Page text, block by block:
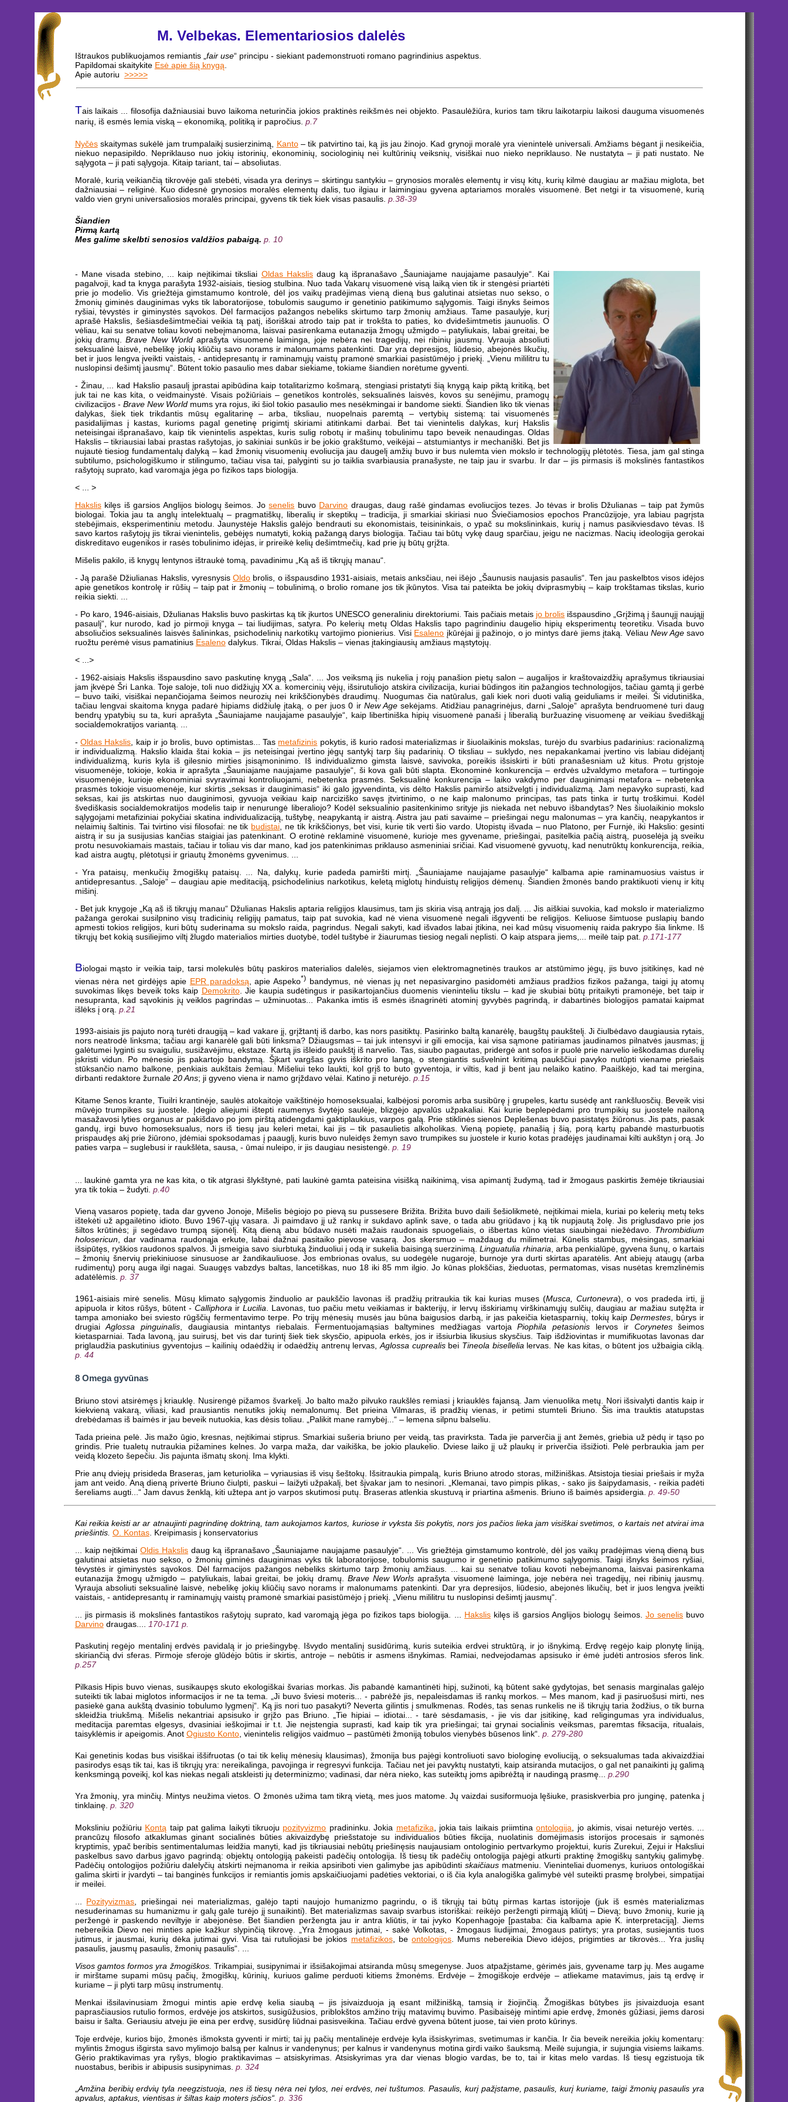
M. Velbekas. Elementariosios dalelės
Ištraukos publikuojamos remiantis „ fair use“ principu - siekiant pademonstruoti romano pagrindinius aspektus.
Papildomai skaitykite Esė apie šią knygą
Apie autoriu >>>>>
Tais laikais ... filosofija dažniausiai buvo laikoma neturinčia jokios praktinės reikšmės nei objekto. Pasaulėžiūra, kurios tam tikru laikotarpiu laikosi dauguma visuomenės
narių, iš esmės lemia viską – ekonomiką, politiką ir papročius. p.7
Nyčėsskaitymas sukėlė jam trumpalaikį susierzinimą, Kanto– tik patvirtino tai, ką jis jau žinojo. Kad grynoji moralė yra vienintelė universali. Amžiams bėgant ji nesikeičia,
niekuo nepasipildo. Nepriklauso nuo jokių istorinių, ekonominių, sociologinių nei kultūrinių veiksnių, visiškai nuo nieko nepriklauso. Ne nustatyta – ji pati nustato. Ne
sąlygota – ji pati sąlygoja. Kitaip tariant, tai – absoliutas.
Moralė, kurią veikiančią tikrovėje gali stebėti, visada yra derinys – skirtingu santykiu – grynosios moralės elementų ir visų kitų, kurių kilmė daugiau ar mažiau miglota, bet
dažniausiai – religinė. Kuo didesnė grynosios moralės elementų dalis, tuo ilgiau ir laimingiau gyvena aptariamos moralės visuomenė. Bet netgi ir ta visuomenė, kurią
valdo vien gryni universaliosios moralės principai, gyvens tik tiek kiek visas pasaulis. p.38-39
Šiandien
Pirmą kartą
Mes galime skelbti senosios valdžios pabaigą. p. 10
- Mane visada stebino, ... kaip neįtikimai tiksliai Oldas Hakslisdaug ką išpranašavo „Šauniajame naujajame pasaulyje“. Kai
pagalvoji, kad ta knyga parašyta 1932-aisiais, tiesiog stulbina. Nuo tada Vakarų visuomenė visą laiką vien tik ir stengėsi priartėti
prie jo modelio. Vis griežtėja gimstamumo kontrolė, dėl jos vaikų pradėjimas vieną dieną bus galutinai atsietas nuo sekso, o
žmonių giminės dauginimas vyks tik laboratorijose, tobulomis saugumo ir genetinio patikimumo sąlygomis. Taigi išnyks šeimos
ryšiai, tėvystės ir giminystės sąvokos. Dėl farmacijos pažangos nebeliks skirtumo tarp žmonių amžiaus. Tame pasaulyje, kurį
aprašė Hakslis, šešiasdešimtmečiai veikia tą patį, išoriškai atrodo taip pat ir trokšta to paties, ko dvidešimtmetis jaunuolis. O
vėliau, kai su senatve toliau kovoti nebeįmanoma, laisvai pasirenkama eutanazija žmogų užmigdo – patyliukais, labai greitai, be
jokių dramų.Brave New World aprašyta visuomenė laiminga, joje nebėra nei tragedijų, nei ribinių jausmų. Vyrauja absoliuti
seksualinė laisvė, nebelikę jokių kliūčių savo norams ir malonumams patenkinti. Dar yra depresijos, liūdesio, abejonės likučių,
bet ir juos lengva įveikti vaistais, - antidepresantų ir raminamųjų vaistų pramonė smarkiai pasistūmėjo į priekį. „Vienu mililitru tu
nuslopinsi dešimtį jausmų“. Būtent tokio pasaulio mes dabar siekiame, tokiame šiandien norėtume gyventi.
- Žinau, ... kad Hakslio pasaulį įprastai apibūdina kaip totalitarizmo košmarą, stengiasi pristatyti šią knygą kaip piktą kritiką, bet
juk tai ne kas kita, o veidmainystė. Visais požiūriais – genetikos kontrolės, seksualinės laisvės, kovos su senėjimu, pramogų
civilizacijos - Brave New Worldmums yra rojus, iki šiol tokio pasaulio mes nesėkmingai ir bandome siekti. Šiandien liko tik vienas
dalykas, šiek tiek trikdantis mūsų egalitarinę – arba, tiksliau, nuopelnais paremtą – vertybių sistemą: tai visuomenės
pasidalijimas į kastas, kurioms pagal genetinę prigimtį skiriami atitinkami darbai. Bet tai vienintelis dalykas, kurį Hakslis
neteisingai išpranašavo, kaip tik vienintelis aspektas, kuris sulig robotų ir mašinų tobulinimu tapo beveik nenaudingas. Oldas
Hakslis – tikriausiai labai prastas rašytojas, jo sakiniai sunkūs ir be jokio grakštumo, veikėjai – atstumiantys ir mechaniški. Bet jis
nujautė tiesiog fundamentalų dalyką – kad žmonių visuomenių evoliucija jau daugelį amžių buvo ir bus nulemta vien mokslo ir technologijų plėtotės. Tiesa, jam gal stinga
subtilumo, psichologiškumo ir stilingumo, tačiau visa tai, palyginti su jo taiklia svarbiausia pranašyste, ne taip jau ir svarbu. Ir dar – jis pirmasis iš mokslinės fantastikos
rašytojų suprato, kad varomąja jėga po fizikos taps biologija.
< ... >
Haksliskilęs iš garsios Anglijos biologų šeimos. Josenelis buvo Darvino draugas, daug rašė gindamas evoliucijos tezes. Jo tėvas ir brolis Džulianas – taip pat žymūs
biologai. Tokia jau ta anglų intelektualų – pragmatiškų, liberalių ir skeptikų – tradicija, ji smarkiai skiriasi nuo Šviečiamosios epochos Prancūzijoje, yra labiau pagrįsta
stebėjimais, eksperimentiniu metodu. Jaunystėje Hakslis galėjo bendrauti su ekonomistais, teisininkais, o ypač su mokslininkais, kurių į namus pasikviesdavo tėvas. Iš
savo kartos rašytojų jis tikrai vienintelis, gebėjęs numatyti, kokią pažangą darys biologija. Tačiau tai būtų vykę daug sparčiau, jeigu ne nacizmas. Nacių ideologija gerokai
diskreditavo eugenikos ir rasės tobulinimo idėjas, ir prireikė kelių dešimtmečių, kad prie jų būtų grįžta.
Mišelis pakilo, iš knygų lentynos ištraukė tomą, pavadinimu „Ką aš iš tikrųjų manau“.
- Ją parašė Džiulianas Hakslis, vyresnysisOldo brolis, o išspausdino 1931-aisiais, metais anksčiau, nei išėjo „Šaunusis naujasis pasaulis“. Ten jau paskelbtos visos idėjos
apie genetikos kontrolę ir rūšių – taip pat ir žmonių – tobulinimą, o brolio romane jos tik įkūnytos. Visa tai pateikta be jokių dviprasmybių – kaip trokštamas tikslas, kurio
reikia siekti. ...
- Po karo, 1946-aisiais, Džulianas Hakslis buvo paskirtas ką tik įkurtos UNESCO generaliniu direktoriumi. Tais pačiais metais jo brolis išspausdino „Grįžimą į šaunųjį naująjį
pasaulį“, kur nurodo, kad jo pirmoji knyga – tai liudijimas, satyra. Po kelerių metų Oldas Hakslis tapo pagrindiniu daugelio hipių eksperimentų teoretiku. Visada buvo
absoliučios seksualinės laisvės šalininkas, psichodelinių narkotikų vartojimo pionierius. Visi Esaleno įkūrėjai jį pažinojo, o jo mintys darė jiems įtaką. VėliauNew Agesavo
ruožtu perėmė visus pamatinius Esalenodalykus. Tikrai, Oldas Hakslis – vienas įtakingiausių amžiaus mąstytojų.
< ...>
- 1962-aisiais Hakslis išspausdino savo paskutinę knygą „Sala“. ... Jos veiksmą jis nukelia į rojų panašion pietų salon – augalijos ir kraštovaizdžių aprašymus tikriausiai
jam įkvėpė Šri Lanka. Toje saloje, toli nuo didžiųjų XX a. komercinių vėjų, išsirutuliojo atskira civilizacija, kuriai būdingos itin pažangios technologijos, tačiau gamtą ji gerbė
– buvo taiki, visiškai nepančiojama šeimos neurozių nei krikščionybės draudimų. Nuogumas čia natūralus, gali kiek nori duoti valią geiduliams ir meilei. Ši vidutiniška,
tačiau lengvai skaitoma knyga padarė hipiams didžiulę įtaką, o per juos 0 ir New Age sekėjams. Atidžiau panagrinėjus, darni „Saloje“ aprašyta bendruomenė turi daug
bendrų ypatybių su ta, kuri aprašyta „Šauniajame naujajame pasaulyje“, kaip libertiniška hipių visuomenė panaši į liberalią buržuazinę visuomenę ar veikiau švediškąjį
socialdemokratijos variantą. ...
-Oldas Hakslis , kaip ir jo brolis, buvo optimistas... Tas metafizinis pokytis, iš kurio radosi materializmas ir šiuolaikinis mokslas, turėjo du svarbius padarinius: racionalizmą
ir individualizmą. Hakslio klaida štai kokia – jis neteisingai įvertino jėgų santykį tarp šių padarinių. O tiksliau – suklydo, nes nepakankamai įvertino vis labiau didėjantį
individualizmą, kuris kyla iš gilesnio mirties įsisąmoninimo. Iš individualizmo gimsta laisvė, savivoka, poreikis išsiskirti ir būti pranašesniam už kitus. Protu grįstoje
visuomenėje, tokioje, kokia ir aprašyta „Šauniajame naujajame pasaulyje“, ši kova gali būti slapta. Ekonominė konkurencija – erdvės užvaldymo metafora – turtingoje
visuomenėje, kurioje ekonominiai svyravimai kontroliuojami, nebetenka prasmės. Seksualinė konkurencija – laiko vakdymo per dauginimąsi metafora – nebetenka
prasmės tokioje visuomenėje, kur skirtis „seksas ir dauginimasis“ iki galo įgyvendinta, vis dėlto Hakslis pamiršo atsižvelgti į individualizmą. Jam nepavyko suprasti, kad
seksas, kai jis atskirtas nuo dauginimosi, gyvuoja veikiau kaip narciziško savęs įtvirtinimo, o ne kaip malonumo principas, tas pats tinka ir turtų troškimui. Kodėl
švediškasis socialdemokratijos modelis taip ir nenurungė liberaliojo? Kodėl seksualinio pasitenkinimo srityje jis niekada net nebuvo išbandytas? Nes šiuolaikinio mokslo
sąlygojami metafiziniai pokyčiai skatina individualizaciją, tuštybę, neapykantą ir aistrą. Aistra jau pati savaime – priešingai negu malonumas – yra kančių, neapykantos ir
nelaimių šaltinis. Tai tvirtino visi filosofai: ne tik budistai , ne tik krikščionys, bet visi, kurie tik verti šio vardo. Utopistų išvada – nuo Platono, per Furnjė, iki Hakslio: gesinti
aistrą ir su ja susijusias kančias staigiai jas patenkinant. O erotinė reklaminė visuomenė, kurioje mes gyvename, priešingai, pasitelkia pačią aistrą, puoselėja ją sveiku
protu nesuvokiamais mastais, tačiau ir toliau vis dar mano, kad jos patenkinimas priklauso asmeniniai sričiai. Kad visuomenė gyvuotų, kad nenutrūktų konkurencija, reikia,
kad aistra augtų, plėtotųsi ir griautų žmonėms gyvenimus. ...
- Yra pataisų, menkučių žmogiškų pataisų. ... Na, dalykų, kurie padeda pamiršti mirtį. „Šauniajame naujajame pasaulyje“ kalbama apie raminamuosius vaistus ir
antidepresantus. „Saloje“ – daugiau apie meditaciją, psichodelinius narkotikus, keletą miglotų hinduistų religijos dėmenų. Šiandien žmonės bando praktikuoti vienų ir kitų
mišinį.
- Bet juk knygoje „Ką aš iš tikrųjų manau“ Džulianas Hakslis aptaria religijos klausimus, tam jis skiria visą antrąją jos dalį. ... Jis aiškiai suvokia, kad mokslo ir materializmo
pažanga gerokai susilpnino visų tradicinių religijų pamatus, taip pat suvokia, kad nė viena visuomenė negali išgyventi be religijos. Keliuose šimtuose puslapių bando
apmesti tokios religijos, kuri būtų suderinama su mokslo raida, pagrindus. Negali sakyti, kad išvados labai įtikina, nei kad mūsų visuomenių raida pakrypo šia linkme. Iš
tikrųjų bet kokią susiliejimo viltį žlugdo materialios mirties duotybė, todėl tuštybė ir žiaurumas tiesiog negali neplisti. O kaip atspara jiems,... meilė taip pat. p.171-177
Biologai mąsto ir veikia taip, tarsi molekulės būtų paskiros materialios dalelės, siejamos vien elektromagnetinės traukos ar atstūmimo jėgų, jis buvo įsitikinęs, kad nė
vienas nėra net girdėjęs apie EPR paradoksą , apie Aspeko*) bandymus, nė vienas jų net nepasivargino pasidomėti amžiaus pradžios fizikos pažanga, taigi jų atomų
suvokimas likęs beveik toks kaip Demokrito. Jie kaupia sudėtingus ir pasikartojančius duomenis vieninteliu tikslu – kad jie skubiai būtų pritaikyti pramonėje, bet taip ir
nesupranta, kad sąvokinis jų veiklos pagrindas – užminuotas... Pakanka imtis iš esmės išnagrinėti atominį gyvybės pagrindą, ir dabartinės biologijos pamatai kaipmat
išlėks į orą. p.21
1993-aisiais jis pajuto norą turėti draugiją – kad vakare jį, grįžtantį iš darbo, kas nors pasitiktų. Pasirinko baltą kanarėlę, baugštų paukštelį. Ji čiulbėdavo daugiausia rytais,
nors neatrodė linksma; tačiau argi kanarėlė gali būti linksma? Džiaugsmas – tai juk intensyvi ir gili emocija, kai visa sąmone patiriamas jaudinamos pilnatvės jausmas; jį
galėtumei lyginti su svaiguliu, susižavėjimu, ekstaze. Kartą jis išleido paukštį iš narvelio. Tas, siaubo pagautas, pridergė ant sofos ir puolė prie narvelio ieškodamas durelių
įskristi vidun. Po mėnesio jis pakartojo bandymą. Šįkart vargšas gyvis iškrito pro langą, o stengiantis sušvelnint kritimą paukščiui pavyko nutūpti viename priešais
stūksančio namo balkone, penkiais aukštais žemiau. Mišeliui teko laukti, kol grįš to buto gyventoja, ir viltis, kad ji bent jau nelaiko katino. Paaiškėjo, kad tai mergina,
dirbanti redaktore žurnale 20 Ans; ji gyveno viena ir namo grįždavo vėlai. Katino ji neturėjo. p.15
Kitame Senos krante, Tiuilri krantinėje, saulės atokaitoje vaikštinėjo homoseksualai, kalbėjosi poromis arba susibūrę į grupeles, kartu susėdę ant rankšluosčių. Beveik visi
mūvėjo trumpikes su juostele. Įdegio aliejumi ištepti raumenys švytėjo saulėje, blizgėjo apvalūs užpakaliai. Kai kurie beplepėdami pro trumpikių su juostele nailoną
masažavosi lyties organus ar pakišdavo po jom pirštą atidengdami gaktiplaukius, varpos galą. Prie stiklinės sienos Deplešenas buvo pasistatęs žiūronus. Jis pats, pasak
gandų, irgi buvo homoseksualus, nors iš tiesų jau keleri metai, kai jis – tik pasaulietis alkoholikas. Vieną popietę, panašią į šią, porą kartų pabandė masturbuotis
prispaudęs akį prie žiūrono, įdėmiai spoksodamas į paauglį, kuris buvo nuleidęs žemyn savo trumpikes su juostele ir kurio kotas pradėjęs jaudinamai kilti aukštyn į orą. Jo
paties varpa – suglebusi ir raukšlėta, sausa, - ūmai nuleipo, ir jis daugiau nesistengė. p. 19
... laukinė gamta yra ne kas kita, o tik atgrasi šlykštynė, pati laukinė gamta pateisina visišką naikinimą, visa apimantį žudymą, tad ir žmogaus paskirtis žemėje tikriausiai
yra tik tokia – žudyti. p.40
Vieną vasaros popietę, tada dar gyveno Jonoje, Mišelis bėgiojo po pievą su pussesere Brižita. Brižita buvo daili šešiolikmetė, neįtikimai miela, kuriai po kelerių metų teks
ištekėti už apgailėtino idioto. Buvo 1967-ųjų vasara. Ji paimdavo jį už rankų ir sukdavo aplink save, o tada abu griūdavo į ką tik nupjautą žolę. Jis priglusdavo prie jos
šiltos krūtinės; ji segėdavo trumpą sijonėlį. Kitą dieną abu būdavo nusėti mažais raudonais spuogeliais, o išbertas kūno vietas siaubingai niežėdavo. Thrombidium
holosericun, dar vadinama raudonąja erkute, labai dažnai pasitaiko pievose vasarą. Jos skersmuo – maždaug du milimetrai. Kūnelis stambus, mėsingas, smarkiai
išsipūtęs, ryškios raudonos spalvos. Ji įsmeigia savo siurbtuką žinduoliui į odą ir sukelia baisingą suerzinimą.Linguatulia rhinaria , arba penkialūpė, gyvena šunų, o kartais
– žmonių šnervių priekiniuose sinusuose ar žandikauliuose. Jos embrionas ovalus, su uodegėle nugaroje, burnoje yra durti skirtas aparatėlis. Ant abiejų ataugų (arba
rudimentų) porų auga ilgi nagai. Suaugęs vabzdys baltas, lancetiškas, nuo 18 iki 85 mm ilgio. Jo kūnas plokščias, žieduotas, permatomas, visas nusėtas kremzlinėmis
adatėlėmis. p. 37
1961-aisiais mirė senelis. Mūsų klimato sąlygomis žinduolio ar paukščio lavonas iš pradžių pritraukia tik kai kurias muses (Musca, Curtonevra), o vos pradeda irti, jį
apipuola ir kitos rūšys, būtent - Calliphorair Lucilia. Lavonas, tuo pačiu metu veikiamas ir bakterijų, ir lervų išskiriamų virškinamųjų sulčių, daugiau ar mažiau sutęžta ir
tampa amoniako bei sviesto rūgščių fermentavimo terpe. Po trijų mėnesių musės jau būna baigusios darbą, ir jas pakeičia kietasparnių, tokių kaip Dermestes, būrys ir
drugiaiAglossa pinguinalis, daugiausia mintantys riebalais. Fermentuojamąsias baltymines medžiagas vartojaPiophila petasionis lervos ir Corynetesšeimos
kietasparniai. Tada lavoną, jau suirusį, bet vis dar turintį šiek tiek skysčio, apipuola erkės, jos ir išsiurbia likusius skysčius. Taip išdžiovintas ir mumifikuotas lavonas dar
priglaudžia paskutinius gyventojus – kailinių odaėdžių ir odaėdžių antrenų lervas,Aglossa cuprealisbei Tineola bisellelialervas. Ne kas kitas, o būtent jos užbaigia ciklą.
p. 44
8 Omega gyvūnas
Briuno stovi atsirėmęs į kriauklę. Nusirengė pižamos švarkelį. Jo balto mažo pilvuko raukšlės remiasi į kriauklės fajansą. Jam vienuolika metų. Nori išsivalyti dantis kaip ir
kiekvieną vakarą, viliasi, kad prausiantis nenutiks jokių nemalonumų. Bet prieina Vilmaras, iš pradžių vienas, ir petimi stumteli Briuno. Šis ima trauktis atatupstas
drebėdamas iš baimės ir jau beveik nutuokia, kas dėsis toliau. „Palikit mane ramybėj...“ – lemena silpnu balseliu.
Tada prieina pelė. Jis mažo ūgio, kresnas, neįtikimai stiprus. Smarkiai sušeria briuno per veidą, tas pravirksta. Tada jie parverčia jį ant žemės, griebia už pėdų ir tąso po
grindis. Prie tualetų nutraukia pižamines kelnes. Jo varpa maža, dar vaikiška, be jokio plaukelio. Dviese laiko jį už plaukų ir priverčia išsižioti. Pelė perbraukia jam per
veidą klozeto šepečiu. Jis pajunta išmatų skonį. Ima klykti.
Prie anų dviejų prisideda Braseras, jam keturiolika – vyriausias iš visų šeštokų. Išsitraukia pimpalą, kuris Briuno atrodo storas, milžiniškas. Atsistoja tiesiai priešais ir myža
jam ant veido. Aną dieną privertė Briuno čiulpti, paskui – laižyti užpakalį, bet šįvakar jam to nesinori. „Klemanai, tavo pimpis plikas, - sako jis šaipydamasis, - reikia padėti
šereliams augti...“ Jam davus ženklą, kiti užtepa ant jo varpos skutimosi putų. Braseras atlenkia skustuvą ir priartina ašmenis. Briuno iš baimės apsidergia. p. 49-50
Kai reikia keisti ar ar atnaujinti pagrindinę doktriną, tam aukojamos kartos, kuriose ir vyksta šis pokytis, nors jos pačios lieka jam visiškai svetimos, o kartais net atvirai ima
priešintis. O. Kontas. Kreipimasis į konservatorius
... kaip neįtikimaiOldis Hakslis daug ką išpranašavo „Šauniajame naujajame pasaulyje“. ... Vis griežtėja gimstamumo kontrolė, dėl jos vaikų pradėjimas vieną dieną bus
galutinai atsietas nuo sekso, o žmonių giminės dauginimas vyks tik laboratorijose, tobulomis saugumo ir genetinio patikimumo sąlygomis. Taigi išnyks šeimos ryšiai,
tėvystės ir giminystės sąvokos. Dėl farmacijos pažangos nebeliks skirtumo tarp žmonių amžiaus. ... kai su senatve toliau kovoti nebeįmanoma, laisvai pasirenkama
eutanazija žmogų užmigdo – patyliukais, labai greitai, be jokių dramų. Brave New Worls aprašyta visuomenė laiminga, joje nebėra nei tragedijų, nei ribinių jausmų.
Vyrauja absoliuti seksualinė laisvė, nebelikę jokių kliūčių savo norams ir malonumams patenkinti. Dar yra depresijos, liūdesio, abejonės likučių, bet ir juos lengva įveikti
vaistais, - antidepresantų ir raminamųjų vaistų pramonė smarkiai pasistūmėjo į priekį. „Vienu mililitru tu nuslopinsi dešimtį jausmų“.
... jis pirmasis iš mokslinės fantastikos rašytojų suprato, kad varomąją jėga po fizikos taps biologija. ... Haksliskilęs iš garsios Anglijos biologų šeimos. Jo senelis buvo
Darvinodraugas.... 170-171 p.
Paskutinį regėjo mentalinį erdvės pavidalą ir jo priešingybę. Išvydo mentalinį susidūrimą, kuris suteikia erdvei struktūrą, ir jo išnykimą. Erdvę regėjo kaip plonytę liniją,
skiriančią dvi sferas. Pirmoje sferoje glūdėjo būtis ir skirtis, antroje – nebūtis ir asmens išnykimas. Ramiai, nedvejodamas apsisuko ir ėmė judėti antrosios sferos link.
p.257
Pilkasis Hipis buvo vienas, susikaupęs skuto ekologiškai švarias morkas. Jis pabandė kamantinėti hipį, sužinoti, ką būtent sakė gydytojas, bet senasis marginalas galėjo
suteikti tik labai miglotos informacijos ir ne ta tema. „Ji buvo šviesi moteris... - pabrėžė jis, nepaleisdamas iš rankų morkos. – Mes manom, kad ji pasiruošusi mirti, nes
pasiekė gana aukštą dvasinio tobulumo lygmenį“. Ką jis nori tuo pasakyti? Neverta gilintis į smulkmenas. Rodės, tas senas runkelis ne iš tikrųjų taria žodžius, o tik burna
skleidžia triukšmą. Mišelis nekantriai apsisuko ir grįžo pas Briuno. „Tie hipiai – idiotai... - tarė sėsdamasis, - jie vis dar įsitikinę, kad religingumas yra individualus,
meditacija paremtas elgesys, dvasiniai ieškojimai ir t.t. Jie neįstengia suprasti, kad kaip tik yra priešingai; tai grynai socialinis veiksmas, paremtas fiksacija, ritualais,
taisyklėmis ir apeigomis. Anot Ogiusto Konto, vienintelis religijos vaidmuo – pastūmėti žmoniją tobulos vienybės būsenos link“. p. 279-280
Kai genetinis kodas bus visiškai iššifruotas (o tai tik kelių mėnesių klausimas), žmonija bus pajėgi kontroliuoti savo biologinę evoliuciją, o seksualumas tada akivaizdžiai
pasirodys esąs tik tai, kas iš tikrųjų yra: nereikalinga, pavojinga ir regresyvi funkcija. Tačiau net jei pavyktų nustatyti, kaip atsiranda mutacijos, o gal net panaikinti jų galimą
kenksmingą poveikį, kol kas niekas negali atskleisti jų determinizmo; vadinasi, dar nėra nieko, kas suteiktų joms apibrėžtą ir naudingą prasmę... p.290
Yra žmonių, yra minčių. Mintys neužima vietos. O žmonės užima tam tikrą vietą, mes juos matome. Jų vaizdai susiformuoja lęšiuke, prasiskverbia pro junginę, patenka į
tinklainę. p. 320
Moksliniu požiūriu Kontą taip pat galima laikyti tikruoju pozityvizmo pradininku. Jokia metafizika , jokia tais laikais priimtinaontologija , jo akimis, visai neturėjo vertės. ...
prancūzų filosofo atkaklumas ginant socialinės būties akivaizdybę priešstatoje su individualios būties fikcija, nuolatinis domėjimasis istorijos procesais ir sąmonės
kryptimis, ypač beribis sentimentalumas leidžia manyti, kad jis tikriausiai nebūtų priešinęsis naujausiam ontologinio pertvarkymo projektui, kuris Zurekui, Zejui ir Haksliui
paskelbus savo darbus įgavo pagrindą: objektų ontologiją pakeisti padėčių ontologija. Iš tiesų tik padėčių ontologija pajėgi atkurti praktinę žmogiškų santykių galimybę.
Padėčių ontologijos požiūriu dalelyčių atskirti neįmanoma ir reikia apsiriboti vien galimybe jas apibūdinti skaičiausmatmeniu. Vieninteliai duomenys, kuriuos ontologiškai
galima skirti ir įvardyti – tai banginės funkcijos ir remiantis jomis apskaičiuojami padėties vektoriai, o iš čia kyla analogiška galimybė vėl suteikti prasmę brolybei, simpatijai
ir meilei.
Pozityvizmas , priešingai nei materializmas, galėjo tapti naujojo humanizmo pagrindu, o iš tikrųjų tai būtų pirmas kartas istorijoje (juk iš esmės materializmas
nesuderinamas su humanizmu ir galų gale turėjo jį sunaikinti). Bet materializmas savaip svarbus istoriškai: reikėjo peržengti pirmąją kliūtį – Dievą; buvo žmonių, kurie ją
peržengė ir paskendo neviltyje ir abejonėse. Bet šiandien peržengta jau ir antra kliūtis, ir tai įvyko Kopenhagoje [pastaba: čia kalbama apie K. interpretaciją]. Jiems
nebereikia Dievo nei minties apie kažkur slypinčią tikrovę. „Yra žmogaus jutimai, - sakė Volkotas, - žmogaus liudijimai, žmogaus patirtys; yra protas, susiejantis tuos
jutimus, ir jausmai, kurių dėka jutimai gyvi. Visa tai rutuliojasi be jokios metafizikos, beontologijos . Mums nebereikia Dievo idėjos, prigimties ar tikrovės... Yra juslių
pasaulis, jausmų pasaulis, žmonių pasaulis“. ...
Visos gamtos formos yra žmogiškos. Trikampiai, susipynimai ir išsišakojimai atsiranda mūsų smegenyse. Juos atpažįstame, gėrimės jais, gyvename tarp jų. Mes augame
ir mirštame supami mūsų pačių, žmogiškų, kūrinių, kuriuos galime perduoti kitiems žmonėms. Erdvėje – žmogiškoje erdvėje – atliekame matavimus, jais tą erdvę ir
kuriame – ji plyti tarp mūsų instrumentų.
Menkai išsilavinusiam žmogui mintis apie erdvę kelia siaubą – jis įsivaizduoja ją esant milžinišką, tamsią ir žiojinčią. Žmogiškas būtybes jis įsivaizduoja esant
paprasčiausios rutulio formos, erdvėje jos atskirtos, susigūžusios, priblokštos amžino trijų matavimų buvimo. Pasibaisėję mintimi apie erdvę, žmonės gūžiasi, jiems darosi
baisu ir šalta. Geriausiu atveju jie eina per erdvę, susidūrę liūdnai pasisveikina. Tačiau erdvė gyvena būtent juose, tai vien proto kūrinys.
Toje erdvėje, kurios bijo, žmonės išmoksta gyventi ir mirti; tai jų pačių mentalinėje erdvėje kyla išsiskyrimas, svetimumas ir kančia. Ir čia beveik nereikia jokių komentarų:
mylintis žmogus išgirsta savo mylimojo balsą per kalnus ir vandenynus; per kalnus ir vandenynus motina girdi vaiko šauksmą. Meilė sujungia, ir sujungia visiems laikams.
Gėrio praktikavimas yra ryšys, blogio praktikavimas – atsiskyrimas. Atsiskyrimas yra dar vienas blogio vardas, be to, tai ir kitas melo vardas. Iš tiesų egzistuoja tik
nuostabus, beribis ir abipusis susipynimas. p. 324
Amžina beribių erdvių tyla neegzistuoja, nes iš tiesų nėra nei tylos, nei erdvės, nei tuštumos. Pasaulis, kurį pažįstame, pasaulis, kurį kuriame, taigi žmonių pasaulis yra
apvalus, aptakus, vientisas ir šiltas kaip moters įsčios“. p. 336